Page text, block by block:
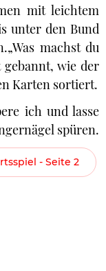
mit leichtem
unter den Bund
machst du
wie der
Karten sortiert.
ich und lasse
spüren.
- Seite 2